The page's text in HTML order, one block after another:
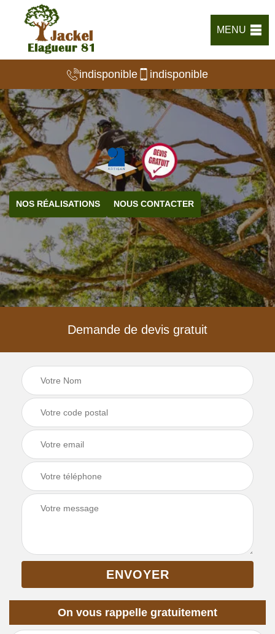
MENU
indisponible indisponible
NOS RÉALISATIONS NOUS CONTACTER
Demande de devis gratuit
On vous rappelle gratuitement